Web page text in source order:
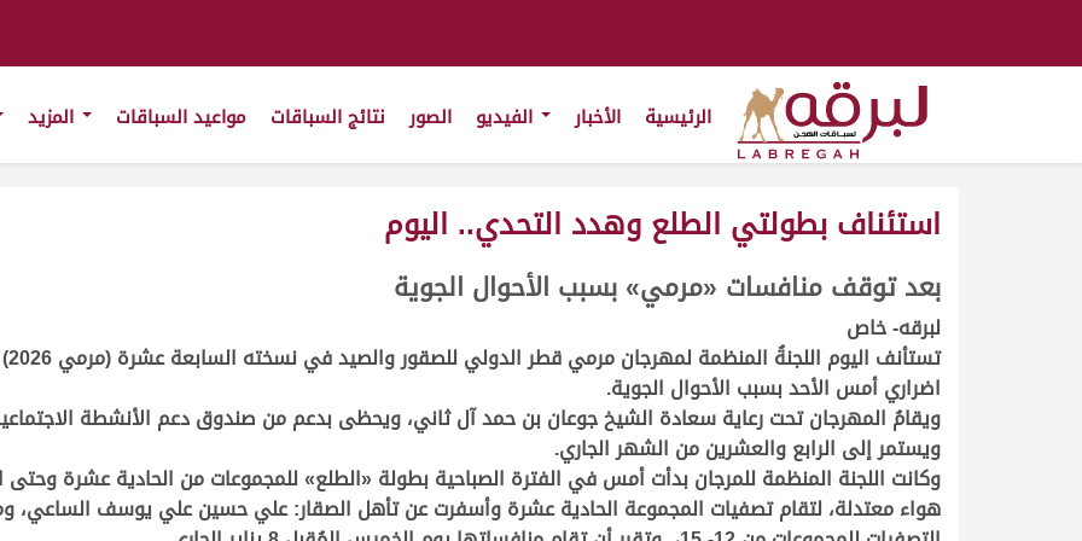
الرئيسية الأخبار الصور نتائج السباقات مواعيد السباقات
استئناف بطولتي الطلع وهدد التحدي.. اليوم
بعد توقف منافسات «مرمي» بسبب الأحوال الجوية
لبرقه- خاص
تستأنف اليوم اللجنةُ المنظمة لمهرجان مرمي قطر الدولي للصقور والصيد في نسخته السابعة عشرة (مرمي 2026) بطولتي
اضراري أمس الأحد بسبب الأحوال الجوية.
ويقامُ المهرجان ﺗﺤﺖ رﻋﺎﻳﺔ ﺳﻌﺎدة اﻟﺸﻴﺦ ﺟﻮﻋﺎن ﺑﻦ ﺣﻤﺪ آل ﺛﺎﻧﻲ، ويحظى بدعم من صندوق دعم الأنشطة
ويستمر إلى الرابع والعشرين من الشهر الجاري.
وكانت اللجنة المنظمة للمرجان بدأت أمس في الفترة الصباحية بطولة «الطلع»للمجموعات من الحادية عشرة
هواء معتدلة، لتقام تصفيات المجموعة الحادية عشرة وأسفرت عن تأهل الصقار: علي حسين علي يوسف الساعي،